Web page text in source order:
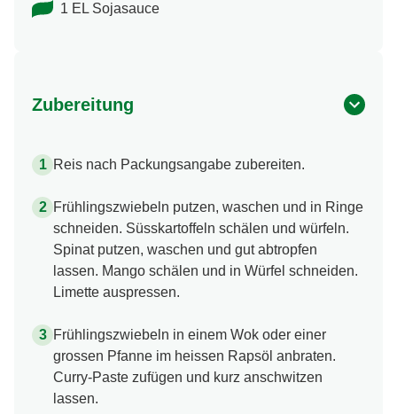
1 EL Sojasauce
Zubereitung
Reis nach Packungsangabe zubereiten.
Frühlingszwiebeln putzen, waschen und in Ringe
schneiden. Süsskartoffeln schälen und würfeln.
Spinat putzen, waschen und gut abtropfen
lassen. Mango schälen und in Würfel schneiden.
Limette auspressen.
Frühlingszwiebeln in einem Wok oder einer
grossen Pfanne im heissen Rapsöl anbraten.
Curry-Paste zufügen und kurz anschwitzen
lassen.